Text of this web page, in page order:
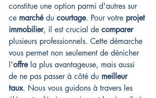
constitue une option parmi d'autres sur
ce marché du courtage. Pour votre projet
immobilier, il est crucial de comparer
plusieurs professionnels. Cette démarche
vous permet non seulement de dénicher
l'offre la plus avantageuse, mais aussi
de ne pas passer à côté du meilleur
taux. Nous vous guidons à travers les